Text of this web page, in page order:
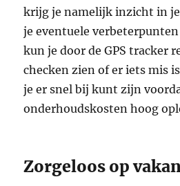
krijg je namelijk inzicht in
je eventuele
kun je door de GPS tracker
checken zien of er iets mis
je er snel bij kunt zijn
onderhoudskosten hoog
Zorgeloos op